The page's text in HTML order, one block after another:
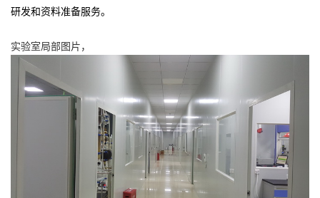
研发和资料准备服务。
实验室局部图片，